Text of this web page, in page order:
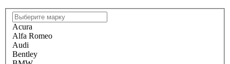
Acura
Alfa Romeo
Audi
Bentley